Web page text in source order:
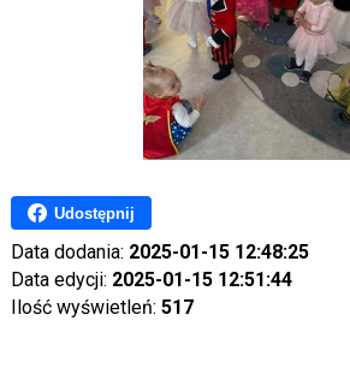
Udostępnij
Data dodania: 2025-01-15 12:48:25
Data edycji: 2025-01-15 12:51:44
Ilość wyświetleń: 517